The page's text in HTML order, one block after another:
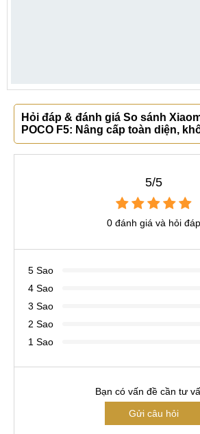
Hỏi đáp & đánh giá So sánh
POCO F5: Nâng cấp toàn diện,
5/5
0 đánh giá và hỏi đáp
5 Sao
4 Sao
3 Sao
2 Sao
1 Sao
Bạn có vấn đề cần tư
Gửi câu hỏi